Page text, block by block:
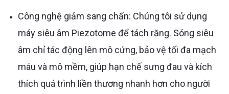
Công nghệ giảm sang chấn: Chúng tôi sử dụng
máy siêu âm Piezotome để tách răng. Sóng siêu
âm chỉ tác động lên mô cứng, bảo vệ tối đa mạch
máu và mô mềm, giúp hạn chế sưng đau và kích
thích quá trình liền thương nhanh hơn cho người